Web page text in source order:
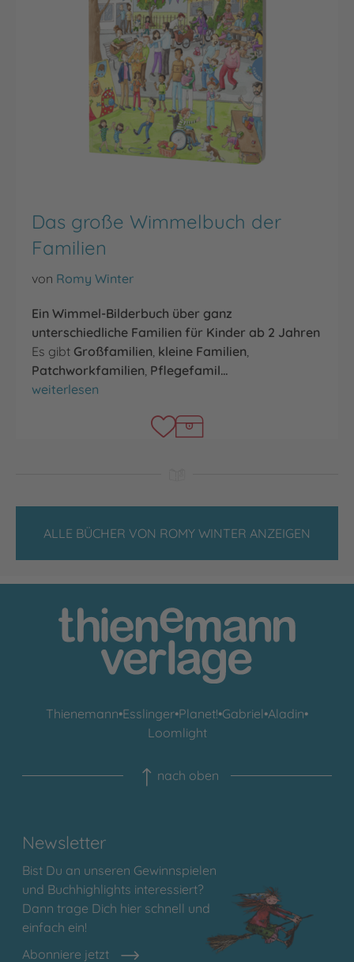
Das große Wimmelbuch der
Familien
von Romy Winter
Ein Wimmel-Bilderbuch über ganz
unterschiedliche Familien für Kinder ab 2 Jahren
Es gibt Großfamilien kleine Familien
Patchworkfamilien Pflegefamil…
Das große Wimmelbuch der Familien
weiterlesen
ALLE BÜCHER VON ROMY WINTER ANZEIGEN
Thienemann•Esslinger•Planet!•Gabriel•Aladin•
Loomlight
nach oben
Newsletter
Bist Du an unseren Gewinnspielen
und Buchhighlights interessiert?
Dann trage Dich hier schnell und
einfach ein!
Abonniere jetzt